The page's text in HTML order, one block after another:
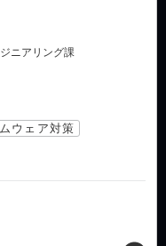
ニアリング課
ウェア対策